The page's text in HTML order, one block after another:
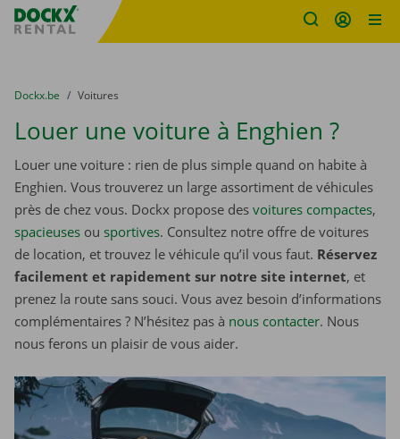
sitename
You are here:
du
Dockx.be to
Voitures
Louer une voiture à Enghien ?
Louer une voiture : rien de plus simple quand on habite à
Enghien. Vous trouverez un large assortiment de véhicules
près de chez vous. Dockx propose des voitures compactes,
spacieuses ou sportives. Consultez notre offre de voitures
de location, et trouvez le véhicule qu’il vous faut. Réservez
facilement et rapidement sur notre site internet, et
prenez la route sans souci. Vous avez besoin d’informations
complémentaires ? N’hésitez pas à nous contacter. Nous
nous ferons un plaisir de vous aider.